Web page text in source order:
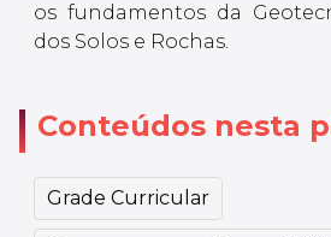
os fundamentos da
dos Solos e Rochas.
Conteúdos nesta
Grade Curricular